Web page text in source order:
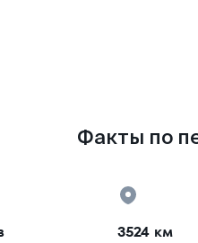
Факты по
3524 км